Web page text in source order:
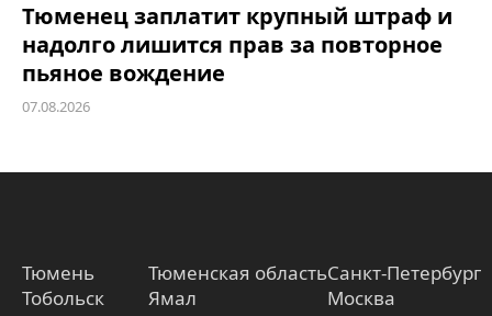
Тюменец заплатит крупный штраф и
надолго лишится прав за повторное
пьяное вождение
07.08.2026
Тюмень
Тобольск
Тюменская область
Ямал
Санкт-Петербург
Москва